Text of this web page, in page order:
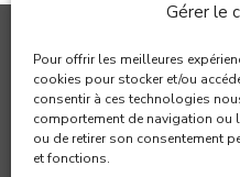
Gérer le
Pour offrir les meilleures
cookies pour stocker et/ou
consentir à ces technologies
comportement de navigation ou
ou de retirer son consentement
et fonctions.